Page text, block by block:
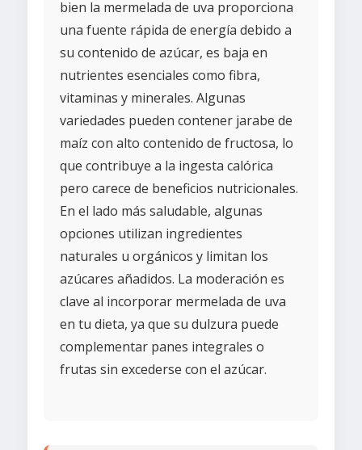
bien la mermelada de uva proporciona
una fuente rápida de energía debido a
su contenido de azúcar, es baja en
nutrientes esenciales como fibra,
vitaminas y minerales. Algunas
variedades pueden contener jarabe de
maíz con alto contenido de fructosa, lo
que contribuye a la ingesta calórica
pero carece de beneficios nutricionales.
En el lado más saludable, algunas
opciones utilizan ingredientes
naturales u orgánicos y limitan los
azúcares añadidos. La moderación es
clave al incorporar mermelada de uva
en tu dieta, ya que su dulzura puede
complementar panes integrales o
frutas sin excederse con el azúcar.